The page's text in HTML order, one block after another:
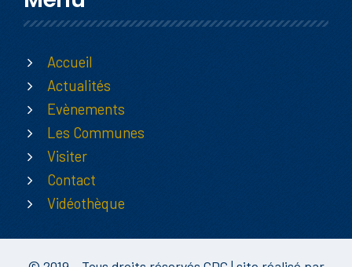
Accueil
Actualités
Evènements
Les Communes
Visiter
Contact
Vidéothèque